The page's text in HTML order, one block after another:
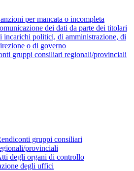
per mancata o incompleta
dei dati da parte dei titolari
incarichi politici, di amministrazione, di
o di governo
gruppi consiliari regionali/provinciali
gruppi consiliari
provinciali
degli organi di controllo
degli uffici